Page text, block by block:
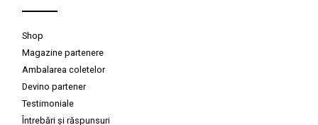
Shop
Magazine partenere
Ambalarea coletelor
Devino partener
Testimoniale
Întrebări și răspunsuri